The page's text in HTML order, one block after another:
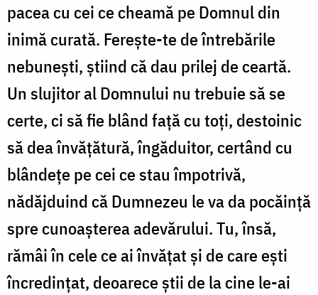
pacea cu cei ce cheamă pe Domnul din
inimă curată. Fereşte-te de întrebările
nebuneşti, ştiind că dau prilej de ceartă.
Un slujitor al Domnului nu trebuie să se
certe, ci să fie blând faţă cu toţi, destoinic
să dea învăţătură, îngăduitor, certând cu
blândeţe pe cei ce stau împotrivă,
nădăjduind că Dumnezeu le va da pocăinţă
spre cunoaşterea adevărului. Tu, însă,
rămâi în cele ce ai învăţat şi de care eşti
încredinţat, deoarece ştii de la cine le-ai